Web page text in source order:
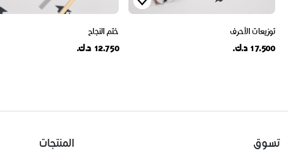
توزيعات الأحرف
17.500 د.ك.
ختم النجاح
12.750 د.ك.
تسوق المنتجات